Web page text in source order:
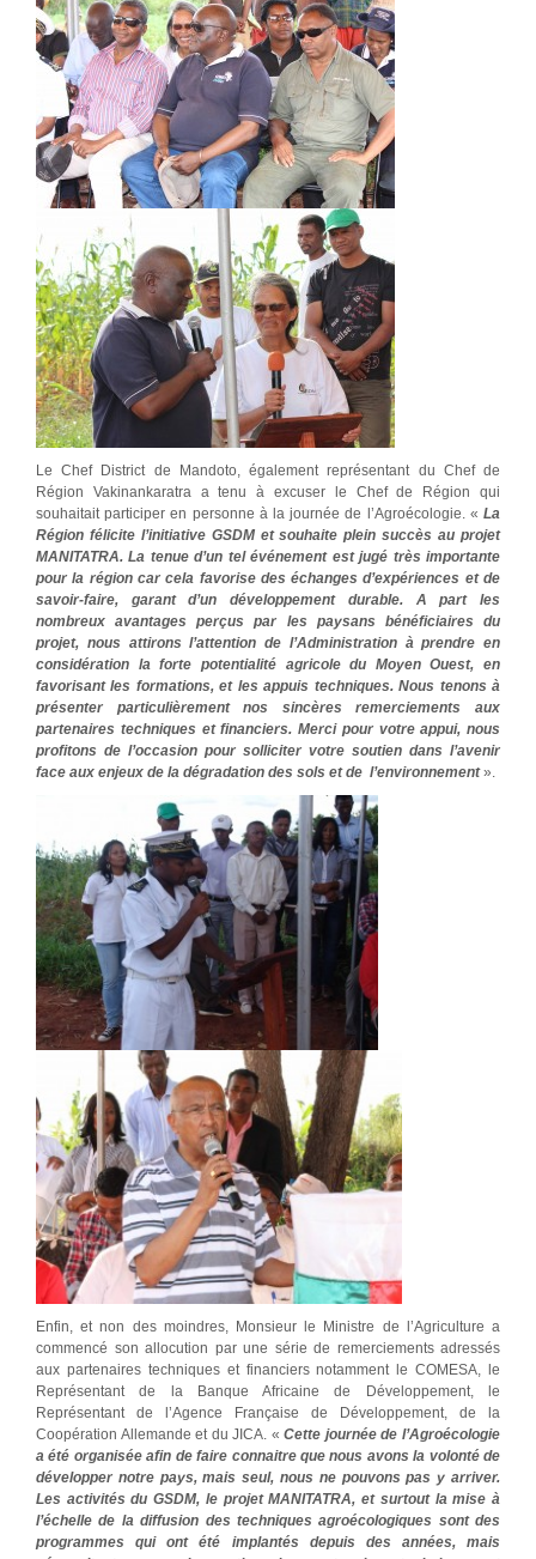
Le Chef District de Mandoto, également représentant du Chef de
Région Vakinankaratra a tenu à excuser le Chef de Région qui
souhaitait participer en personne à la journée de l’Agroécologie. « La
Région félicite l’initiative GSDM et souhaite plein succès au projet
MANITATRA. La tenue d’un tel événement est jugé très importante
pour la région car cela favorise des échanges d’expériences et de
savoir-faire, garant d’un développement durable. A part les
nombreux avantages perçus par les paysans bénéficiaires du
projet, nous attirons l’attention de l’Administration à prendre en
considération la forte potentialité agricole du Moyen Ouest, en
favorisant les formations, et les appuis techniques. Nous tenons à
présenter particulièrement nos sincères remerciements aux
partenaires techniques et financiers. Merci pour votre appui, nous
profitons de l’occasion pour solliciter votre soutien dans l’avenir
face aux enjeux de la dégradation des sols et de l’environnement».
Enfin, et non des moindres, Monsieur le Ministre de l’Agriculture a
commencé son allocution par une série de remerciements adressés
aux partenaires techniques et financiers notamment le COMESA, le
Représentant de la Banque Africaine de Développement, le
Représentant de l’Agence Française de Développement, de la
Coopération Allemande et du JICA. «Cette journée de l’Agroécologie
a été organisée afin de faire connaitre que nous avons la volonté de
développer notre pays, mais seul, nous ne pouvons pas y arriver.
Les activités du GSDM, le projet MANITATRA, et surtout la mise à
l’échelle de la diffusion des techniques agroécologiques sont des
programmes qui ont été implantés depuis des années, mais